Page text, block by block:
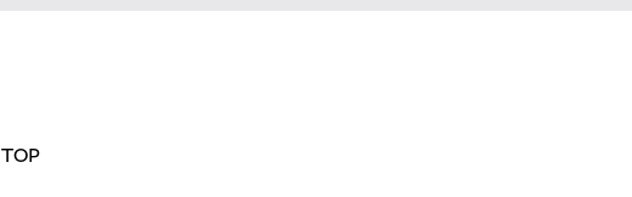
TOP